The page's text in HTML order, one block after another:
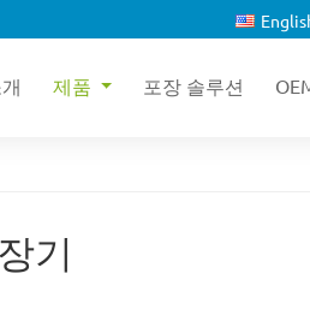
제품 포장 솔루션
기